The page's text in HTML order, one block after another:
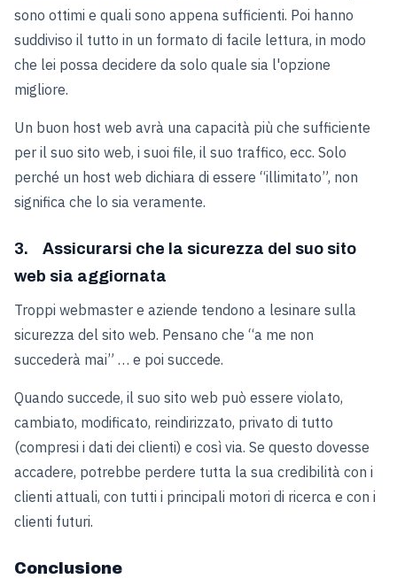
sono ottimi e quali sono appena sufficienti. Poi hanno
suddiviso il tutto in un formato di facile lettura, in modo
che lei possa decidere da solo quale sia l'opzione
migliore.
Un buon host web avrà una capacità più che sufficiente
per il suo sito web, i suoi file, il suo traffico, ecc. Solo
perché un host web dichiara di essere “illimitato”, non
significa che lo sia veramente.
3. Assicurarsi che la sicurezza del suo sito
web sia aggiornata
Troppi webmaster e aziende tendono a lesinare sulla
sicurezza del sito web. Pensano che “a me non
succederà mai” … e poi succede.
Quando succede, il suo sito web può essere violato,
cambiato, modificato, reindirizzato, privato di tutto
(compresi i dati dei clienti) e così via. Se questo dovesse
accadere, potrebbe perdere tutta la sua credibilità con i
clienti attuali, con tutti i principali motori di ricerca e con i
clienti futuri.
Conclusione